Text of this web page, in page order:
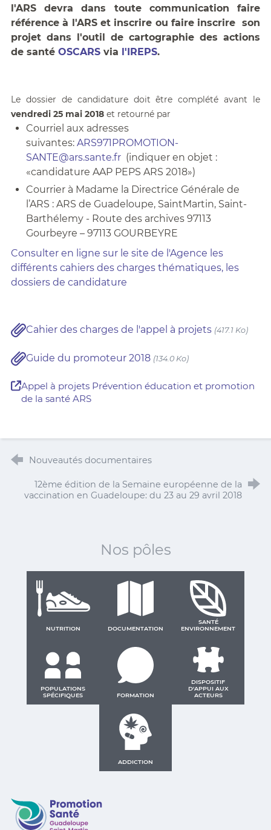
l'ARS devra dans toute communication faire
référence à l'ARS et inscrire ou faire inscrire son
projet dans l'outil de cartographie des actions
de santé OSCARSvia l'IREPS.
Le dossier de candidature doit être complété avant le
vendredi 25 mai 2018et retourné par
Courriel aux adresses
suivantes: ARS971PROMOTION-
SANTE@ars.sante.fr(indiquer en objet :
«candidature AAP PEPS ARS 2018»)
Courrier à Madame la Directrice Générale de
l’ARS : ARS de Guadeloupe, SaintMartin, Saint-
Barthélemy - Route des archives 97113
Gourbeyre – 97113 GOURBEYRE
Consulter en ligne sur le site de l'Agence les
différents cahiers des charges thématiques, les
dossiers de candidature
Cahier des charges de l'appel à projets (417.1 Ko)
Guide du promoteur 2018 (134.0 Ko)
Appel à projets Prévention éducation et promotion
de la santé ARS
Nouveautés documentaires
12ème édition de la Semaine européenne de la
vaccination en Guadeloupe: du 23 au 29 avril 2018
Nos pôles
NUTRITION DOCUMENTATION
SANTÉ
ENVIRONNEMENT
POPULATIONS
SPÉCIFIQUES
FORMATION
DISPOSITIF
D'APPUI AUX
ACTEURS
ADDICTION
Promotion Santé Guadeloupe, Saint-Martin, Saint